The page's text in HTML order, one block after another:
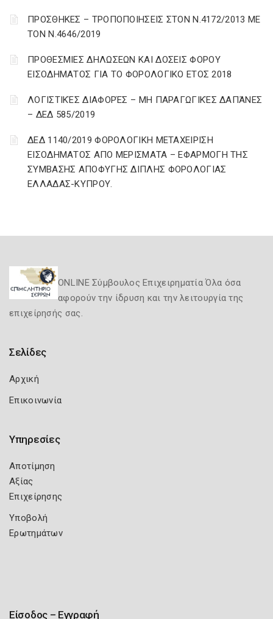
ΠΡΟΣΘΗΚΕΣ – ΤΡΟΠΟΠΟΙΗΣΕΙΣ ΣΤΟΝ Ν.4172/2013 ΜΕ
ΤΟΝ Ν.4646/2019
ΠΡΟΘΕΣΜΙΕΣ ΔΗΛΩΣΕΩΝ ΚΑΙ ΔΟΣΕΙΣ ΦΟΡΟΥ
ΕΙΣΟΔΗΜΑΤΟΣ ΓΙΑ ΤΟ ΦΟΡΟΛΟΓΙΚΟ ΕΤΟΣ 2018
ΛΟΓΙΣΤΙΚΈΣ ΔΙΑΦΟΡΈΣ – ΜΗ ΠΑΡΑΓΩΓΙΚΈΣ ΔΑΠΆΝΕΣ
– ΔΕΔ 585/2019
ΔΕΔ 1140/2019 ΦΟΡΟΛΟΓΙΚΗ ΜΕΤΑΧΕΙΡΙΣΗ
ΕΙΣΟΔΗΜΑΤΟΣ ΑΠΟ ΜΕΡΙΣΜΑΤΑ – ΕΦΑΡΜΟΓΗ ΤΗΣ
ΣΥΜΒΑΣΗΣ ΑΠΟΦΥΓΗΣ ΔΙΠΛΗΣ ΦΟΡΟΛΟΓΙΑΣ
ΕΛΛΑΔΑΣ-ΚΥΠΡΟΥ.
ONLINE Σύμβουλος Επιχειρηματία Όλα όσα
αφορούν την ίδρυση και την λειτουργία της
επιχείρησής σας.
Σελίδες
Αρχική
Επικοινωνία
Υπηρεσίες
Αποτίμηση
Αξίας
Επιχείρησης
Υποβολή
Ερωτημάτων
Είσοδος – Εγγραφή